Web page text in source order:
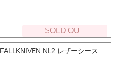
SOLD OUT
FALLKNIVEN NL2 レザーシース